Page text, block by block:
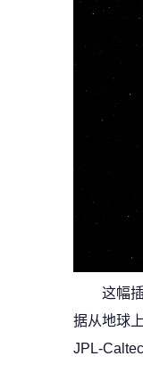
这幅
据从地球
JPL-